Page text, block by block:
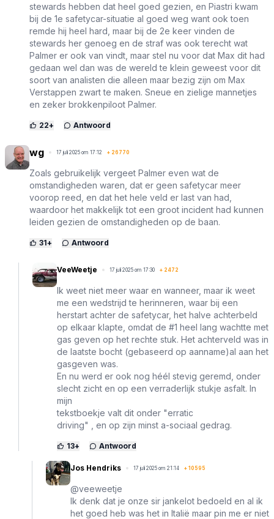
stewards hebben dat heel goed gezien, en Piastri kwam
bij de 1e safetycar-situatie al goed weg want ook toen
remde hij heel hard, maar bij de 2e keer vinden de
stewards her genoeg en de straf was ook terecht wat
Palmer er ook van vindt, maar stel nu voor dat Max dit had
gedaan wel dan was de wereld te klein geweest voor dit
soort van analisten die alleen maar bezig zijn om Max
Verstappen zwart te maken. Sneue en zielige mannetjes
en zeker brokkenpiloot Palmer.
22+ Antwoord
wg 17 juli 2025 om 17:12 + 26770
Zoals gebruikelijk vergeet Palmer even wat de
omstandigheden waren, dat er geen safetycar meer
voorop reed, en dat het hele veld er last van had,
waardoor het makkelijk tot een groot incident had kunnen
leiden gezien de omstandigheden op de baan.
31+ Antwoord
VeeWeetje 17 juli 2025 om 17:30 + 2472
Ik weet niet meer waar en wanneer, maar ik weet
me een wedstrijd te herinneren, waar bij een
herstart achter de safetycar, het halve achterbeld
op elkaar klapte, omdat de #1 heel lang wachtte met
gas geven op het rechte stuk. Het achterveld was in
de laatste bocht (gebaseerd op aanname)al aan het
gasgeven was.
En nu werd er ook nog héél stevig geremd, onder
slecht zicht en op een verraderlijk stukje asfalt. In
mijn
tekstboekje valt dit onder "erratic
driving" , en op zijn minst a-sociaal gedrag.
13+ Antwoord
Jos Hendriks 17 juli 2025 om 21:14 + 10595
@veeweetje
Ik denk dat je onze sir jankelot bedoeld en al ik
het goed heb was het in Italië maar pin me er niet